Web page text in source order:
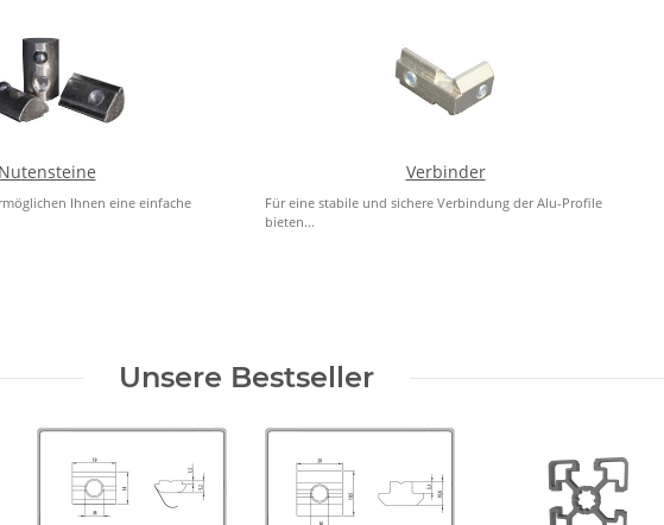
Nutensteine
Ihnen eine einfache
Verbinder
Für eine stabile und sichere Verbindung der Alu-Profile
bieten...
Unsere Bestseller